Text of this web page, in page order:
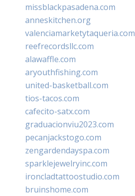
missblackpasadena.com
anneskitchen.org
valenciamarketytaqueria.com
reefrecordsllc.com
alawaffle.com
aryouthfishing.com
united-basketball.com
tios-tacos.com
cafecito-satx.com
graduacionviu2023.com
pecanjackstogo.com
zengardendayspa.com
sparklejewelryinc.com
ironcladtattoostudio.com
bruinshome.com